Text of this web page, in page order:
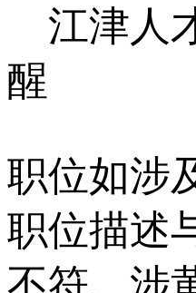
江津人
醒
职位如涉
职位描述